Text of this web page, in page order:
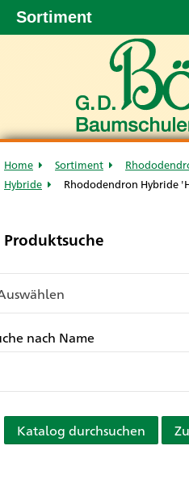
Home Sortiment
Hybride
Rhododendron Hybride
Produktsuche
nach Name
Katalog durchsuchen
Sortiment